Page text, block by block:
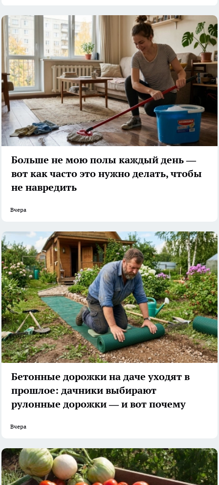
Больше не мою полы каждый день —
вот как часто это нужно делать, чтобы
не навредить
Вчера
Бетонные дорожки на даче уходят в
прошлое: дачники выбирают
рулонные дорожки — и вот почему
Вчера